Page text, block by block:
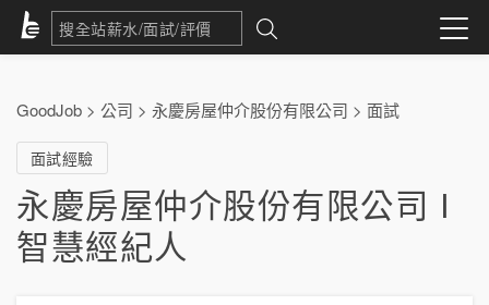
GoodJob > 公司 > 永慶房屋仲介股份有限公司 > 面試
面試經驗
永慶房屋仲介股份有限公司 I
智慧經紀人